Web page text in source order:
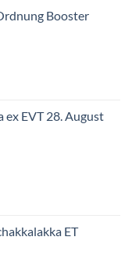
Booster
EVT 28. August
ET